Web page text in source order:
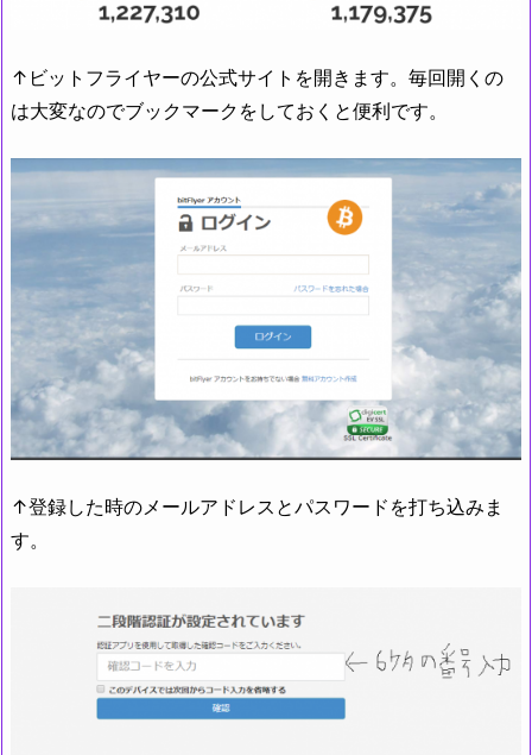
↑ビットフライヤーの公式サイトを開きます。毎回開くの
は大変なのでブックマークをしておくと便利です。
↑登録した時のメールアドレスとパスワードを打ち込みま
す。